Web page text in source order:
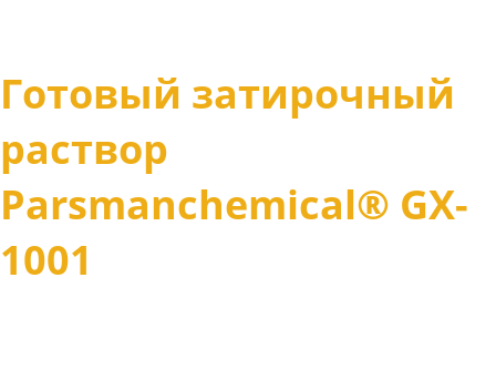
Готовый затирочный
раствор
Parsmanсhemical® GX-
1001